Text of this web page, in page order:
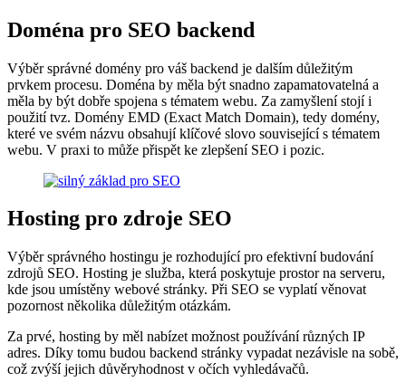
Doména pro SEO backend
Výběr správné domény pro váš backend je dalším důležitým
prvkem procesu. Doména by měla být snadno zapamatovatelná a
měla by být dobře spojena s tématem webu. Za zamyšlení stojí i
použití tvz. Domény EMD (Exact Match Domain), tedy domény,
které ve svém názvu obsahují klíčové slovo související s tématem
webu. V praxi to může přispět ke zlepšení SEO i pozic.
Hosting pro zdroje SEO
Výběr správného hostingu je rozhodující pro efektivní budování
zdrojů SEO. Hosting je služba, která poskytuje prostor na serveru,
kde jsou umístěny webové stránky. Při SEO se vyplatí věnovat
pozornost několika důležitým otázkám.
Za prvé, hosting by měl nabízet možnost používání různých IP
adres. Díky tomu budou backend stránky vypadat nezávisle na sobě,
což zvýší jejich důvěryhodnost v očích vyhledávačů.